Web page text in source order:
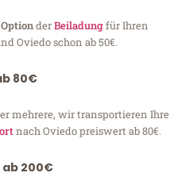
derBeiladungfür Ihren
Oviedo schon ab 50€.
80€
mehrere, wir transportieren Ihre
nach Oviedo preiswert ab 80€.
ab 200€